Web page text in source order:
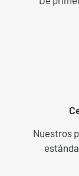
Nuestros